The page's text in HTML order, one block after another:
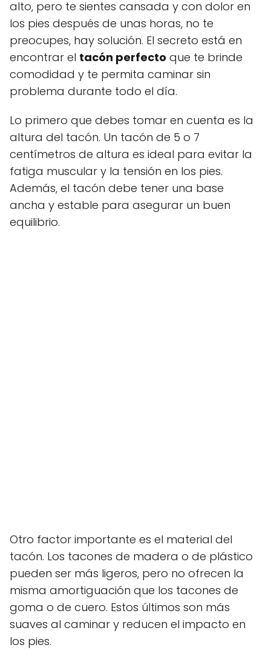
alto, pero te sientes cansada y con dolor en
los pies después de unas horas, no te
preocupes, hay solución. El secreto está en
encontrar el tacón perfecto que te brinde
comodidad y te permita caminar sin
problema durante todo el día.
Lo primero que debes tomar en cuenta es la
altura del tacón. Un tacón de 5 o 7
centímetros de altura es ideal para evitar la
fatiga muscular y la tensión en los pies.
Además, el tacón debe tener una base
ancha y estable para asegurar un buen
equilibrio.
Otro factor importante es el material del
tacón. Los tacones de madera o de plástico
pueden ser más ligeros, pero no ofrecen la
misma amortiguación que los tacones de
goma o de cuero. Estos últimos son más
suaves al caminar y reducen el impacto en
los pies.